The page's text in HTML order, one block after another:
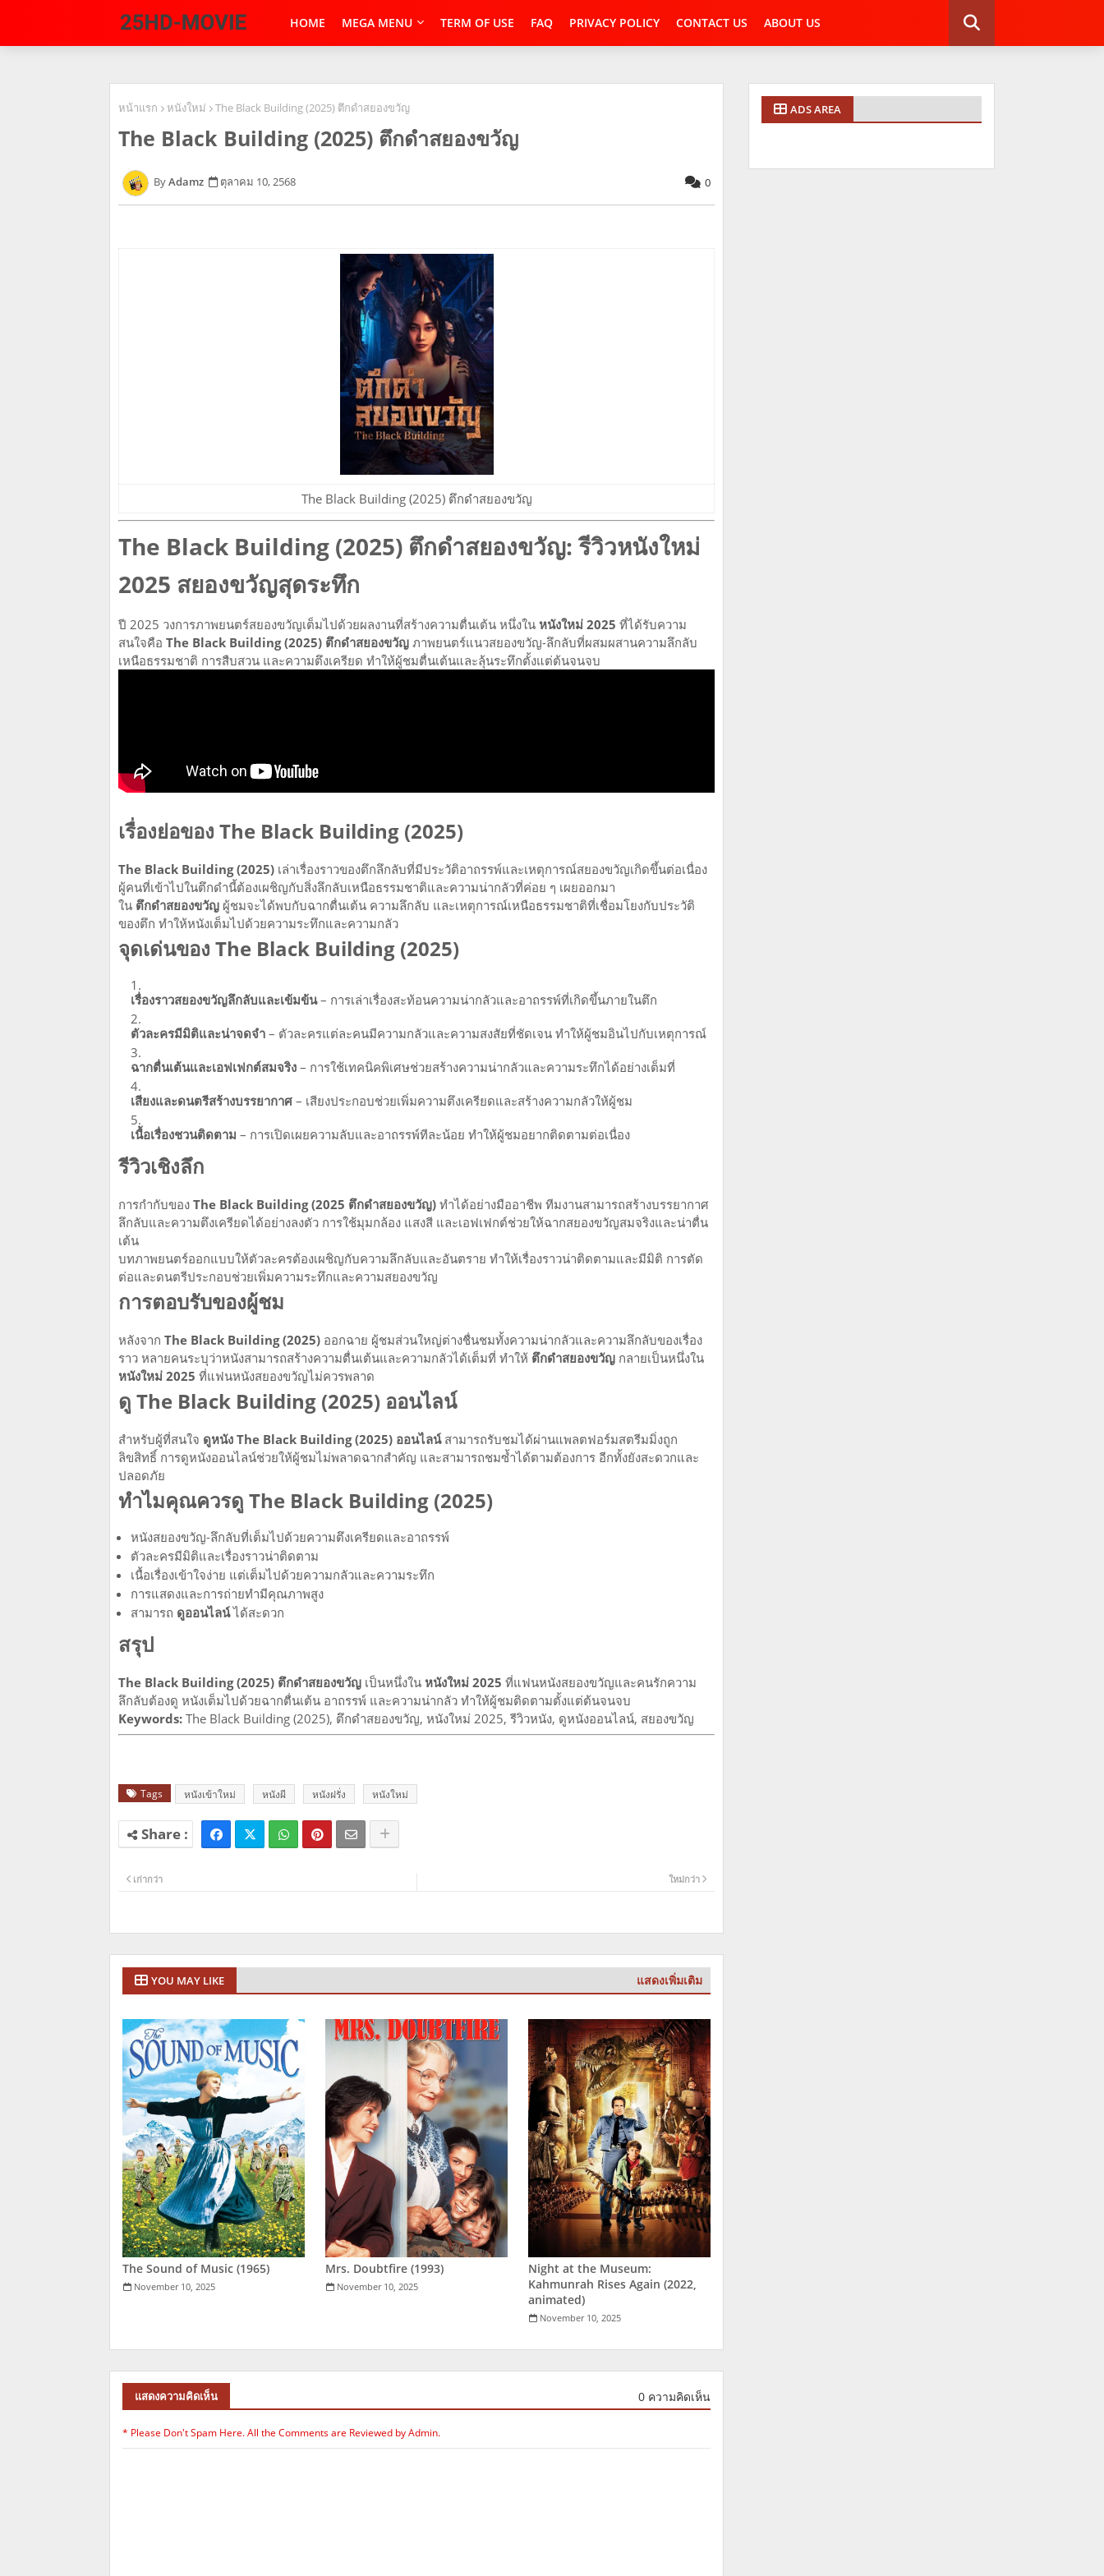
HOME MEGA MENU TERM OF USE FAQ PRIVACY POLICY CONTACT US ABOUT US
หน้าแรก หนังใหม่ The Black Building (2025) ตึกดำสยองขวัญ
The Black Building (2025) ตึกดำสยองขวัญ
Adamz ตุลาคม 10, 2568 0
The Black Building (2025) ตึกดำสยองขวัญ
The Black Building (2025) ตึกดำสยองขวัญ: รีวิวหนังใหม่
2025 สยองขวัญสุดระทึก
ปี 2025 วงการภาพยนตร์สยองขวัญเต็มไปด้วยผลงานที่สร้างความตื่นเต้น หนึ่งใน หนังใหม่ 2025 ที่ได้รับความ
สนใจคือ The Black Building (2025) ตึกดำสยองขวัญ ภาพยนตร์แนวสยองขวัญ-ลึกลับที่ผสมผสานความลึกลับ
เหนือธรรมชาติ การสืบสวน และความตึงเครียด ทำให้ผู้ชมตื่นเต้นและลุ้นระทึกตั้งแต่ต้นจนจบ
เรื่องย่อของ The Black Building (2025)
The Black Building (2025) เล่าเรื่องราวของตึกลึกลับที่มีประวัติอาถรรพ์และเหตุการณ์สยองขวัญเกิดขึ้นต่อเนื่อง
ผู้คนที่เข้าไปในตึกดำนี้ต้องเผชิญกับสิ่งลึกลับเหนือธรรมชาติและความน่ากลัวที่ค่อย ๆ เผยออกมา
ใน ตึกดำสยองขวัญ ผู้ชมจะได้พบกับฉากตื่นเต้น ความลึกลับ และเหตุการณ์เหนือธรรมชาติที่เชื่อมโยงกับประวัติ
ของตึก ทำให้หนังเต็มไปด้วยความระทึกและความกลัว
จุดเด่นของ The Black Building (2025)
เรื่องราวสยองขวัญลึกลับและเข้มข้น– การเล่าเรื่องสะท้อนความน่ากลัวและอาถรรพ์ที่เกิดขึ้นภายในตึก
ตัวละครมีมิติและน่าจดจำ – ตัวละครแต่ละคนมีความกลัวและความสงสัยที่ชัดเจน ทำให้ผู้ชมอินไปกับเหตุการณ์
ฉากตื่นเต้นและเอฟเฟกต์สมจริง – การใช้เทคนิคพิเศษช่วยสร้างความน่ากลัวและความระทึกได้อย่างเต็มที่
เสียงและดนตรีสร้างบรรยากาศ – เสียงประกอบช่วยเพิ่มความตึงเครียดและสร้างความกลัวให้ผู้ชม
เนื้อเรื่องชวนติดตาม – การเปิดเผยความลับและอาถรรพ์ทีละน้อย ทำให้ผู้ชมอยากติดตามต่อเนื่อง
รีวิวเชิงลึก
การกำกับของ The Black Building (2025 ตึกดำสยองขวัญ) ทำได้อย่างมืออาชีพ ทีมงานสามารถสร้างบรรยากาศ
ลึกลับและความตึงเครียดได้อย่างลงตัว การใช้มุมกล้อง แสงสี และเอฟเฟกต์ช่วยให้ฉากสยองขวัญสมจริงและน่าตื่น
เต้น
บทภาพยนตร์ออกแบบให้ตัวละครต้องเผชิญกับความลึกลับและอันตราย ทำให้เรื่องราวน่าติดตามและมีมิติ การตัด
ต่อและดนตรีประกอบช่วยเพิ่มความระทึกและความสยองขวัญ
การตอบรับของผู้ชม
หลังจาก The Black Building (2025) ออกฉาย ผู้ชมส่วนใหญ่ต่างชื่นชมทั้งความน่ากลัวและความลึกลับของเรื่อง
ราว หลายคนระบุว่าหนังสามารถสร้างความตื่นเต้นและความกลัวได้เต็มที่ ทำให้ ตึกดำสยองขวัญ กลายเป็นหนึ่งใน
หนังใหม่ 2025 ที่แฟนหนังสยองขวัญไม่ควรพลาด
ดู The Black Building (2025) ออนไลน์
สำหรับผู้ที่สนใจ ดูหนัง The Black Building (2025) ออนไลน์สามารถรับชมได้ผ่านแพลตฟอร์มสตรีมมิ่งถูก
ลิขสิทธิ์ การดูหนังออนไลน์ช่วยให้ผู้ชมไม่พลาดฉากสำคัญ และสามารถชมซ้ำได้ตามต้องการ อีกทั้งยังสะดวกและ
ปลอดภัย
ทำไมคุณควรดู The Black Building (2025)
หนังสยองขวัญ-ลึกลับที่เต็มไปด้วยความตึงเครียดและอาถรรพ์
ตัวละครมีมิติและเรื่องราวน่าติดตาม
เนื้อเรื่องเข้าใจง่าย แต่เต็มไปด้วยความกลัวและความระทึก
การแสดงและการถ่ายทำมีคุณภาพสูง
สามารถ ดูออนไลน์ได้สะดวก
สรุป
The Black Building (2025) ตึกดำสยองขวัญ เป็นหนึ่งใน หนังใหม่ 2025 ที่แฟนหนังสยองขวัญและคนรักความ
ลึกลับต้องดู หนังเต็มไปด้วยฉากตื่นเต้น อาถรรพ์ และความน่ากลัว ทำให้ผู้ชมติดตามตั้งแต่ต้นจนจบ
Keywords: The Black Building (2025), ตึกดำสยองขวัญ, หนังใหม่ 2025, รีวิวหนัง, ดูหนังออนไลน์, สยองขวัญ
Tags หนังเข้าใหม่ หนังผี หนังฝรั่ง หนังใหม่
ใหม่กว่า
เก่ากว่า
YOU MAY LIKE แสดงเพิ่มเติม
The Sound of Music (1965)
November 10, 2025
Mrs. Doubtfire (1993)
November 10, 2025
Night at the Museum:
Kahmunrah Rises Again (2022,
animated)
November 10, 2025
แสดงความคิดเห็น 0 ความคิดเห็น
* Please Don't Spam Here. All the Comments are Reviewed by Admin.
ADS AREA